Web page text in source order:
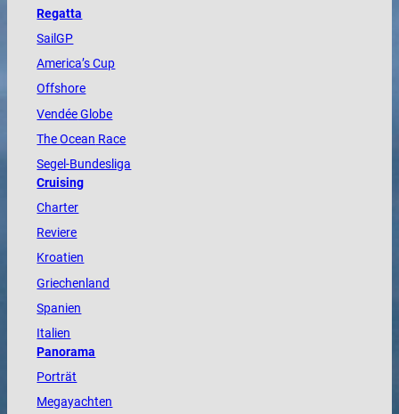
Regatta
SailGP
America’s Cup
Offshore
VendéeGlobe
TheOcean Race
Segel-Bundesliga
Cruising
Charter
Reviere
Kroatien
Griechenland
Spanien
Italien
Panorama
Porträt
Megayachten